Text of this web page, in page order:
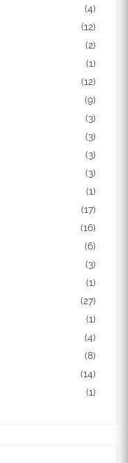
(4)
(12)
(2)
(1)
(12)
(9)
(3)
(3)
(3)
(3)
(1)
(17)
(16)
(6)
(3)
(1)
(27)
(1)
(4)
(8)
(14)
(1)